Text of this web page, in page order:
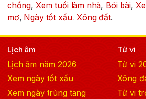
chồng, Xem tuổi làm nhà, Bói bài,
mơ, Ngày tốt xấu, Xông đất.
Lịch âm
Lịch âm năm 2026
Xem ngày tốt xấu
Xem ngày trùng tang
Tử vi
Tử vi
Xông
Tử vi